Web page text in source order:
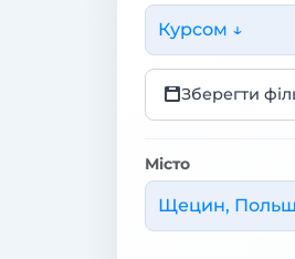
Курсом ↓
Зберегти
Місто
Щецин,